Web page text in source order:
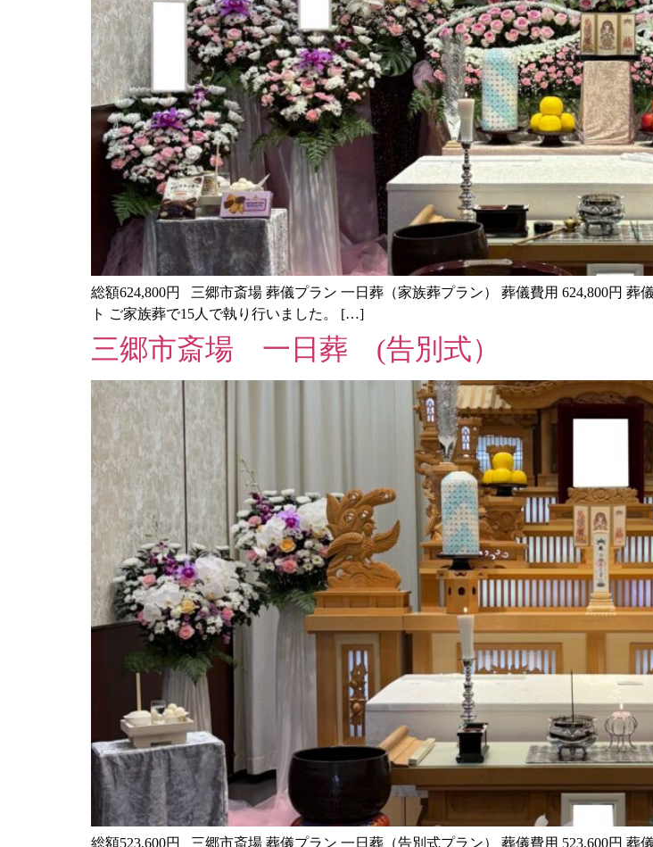
総額624,800円 三郷市斎場 葬儀プラン 一日葬（家族葬プラン） 葬儀費用 624,800円 葬
ト ご家族葬で15人で執り行いました。 […]
三郷市斎場 一日葬 (告別式）
総額523,600円 三郷市斎場 葬儀プラン 一日葬（告別式プラン） 葬儀費用 523,600円 葬